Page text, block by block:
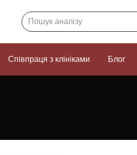
Search:
Співпраця з клініками Блог